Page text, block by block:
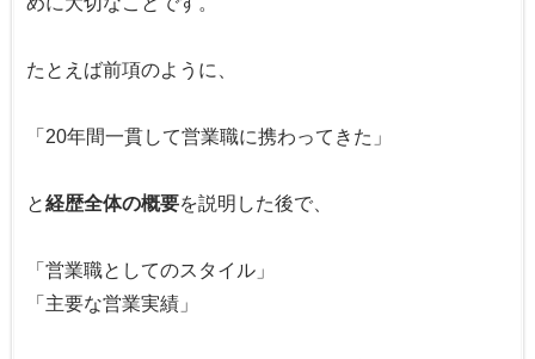
たとえば前項のように、
「20年間一貫して営業職に携わってきた」
と経歴全体の概要を説明した後で、
「営業職としてのスタイル」
「主要な営業実績」